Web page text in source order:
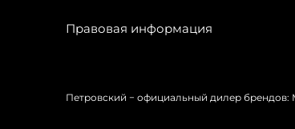
Правовая информация
Петровский − официальный дилер брендов: